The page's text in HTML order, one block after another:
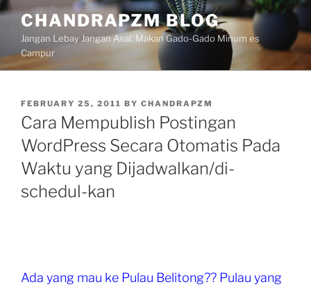
Skip
content
CHANDRAPZM BLOG
Jangan Lebay Jangan Asal. Makan Gado-Gado Minum es
Campur
POSTED
ON
FEBRUARY 25, 2011 BY CHANDRAPZM
Cara Mempublish Postingan
WordPress Secara Otomatis Pada
Waktu yang Dijadwalkan/di-
schedul-kan
Ada yang mau ke Pulau Belitong?? Pulau yang